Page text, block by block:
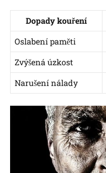
Dopady kouření
Oslabení paměti
Zvýšená úzkost
Narušení nálady